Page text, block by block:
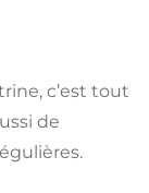
c’est tout
de